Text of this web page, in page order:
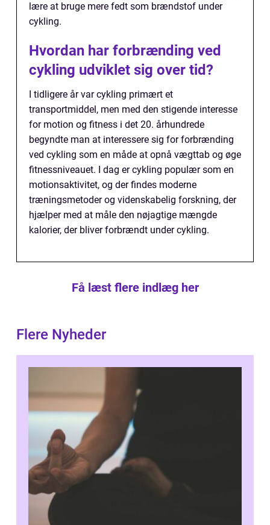
lære at bruge mere fedt som brændstof under
cykling.
Hvordan har forbrænding ved
cykling udviklet sig over tid?
I tidligere år var cykling primært et
transportmiddel, men med den stigende interesse
for motion og fitness i det 20. århundrede
begyndte man at interessere sig for forbrænding
ved cykling som en måde at opnå vægttab og øge
fitnessniveauet. I dag er cykling populær som en
motionsaktivitet, og der findes moderne
træningsmetoder og videnskabelig forskning, der
hjælper med at måle den nøjagtige mængde
kalorier, der bliver forbrændt under cykling.
Få læst flere indlæg her
Flere Nyheder